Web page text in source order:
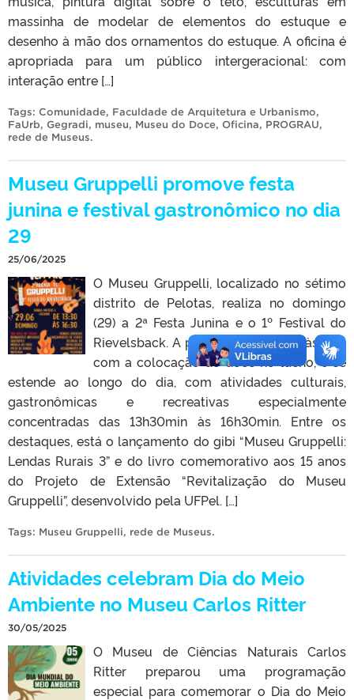
massinha de modelar de elementos do estuque e
desenho à mão dos ornamentos do estuque. A oficina é
apropriada para um público intergeracional: com
interação entre […]
Tags: Comunidade, Faculdade de Arquitetura e Urbanismo,
FaUrb, Gegradi, museu, Museu do Doce, Oficina, PROGRAU,
rede de Museus.
Museu Gruppelli promove festa
junina e festival gastronômico no dia
29
25/06/2025
O Museu Gruppelli, localizado no sétimo
distrito de Pelotas, realiza no domingo
(29) a 2ª Festa Junina e o 1º Festival do
Rievelsback. A programação inicia às 10h,
com a colocação do doce no tacho, e se
estende ao longo do dia, com atividades culturais,
gastronômicas e recreativas especialmente
concentradas das 13h30min às 16h30min. Entre os
destaques, está o lançamento do gibi “Museu Gruppelli:
Lendas Rurais 3” e do livro comemorativo aos 15 anos
do Projeto de Extensão “Revitalização do Museu
Gruppelli”, desenvolvido pela UFPel. […]
Tags: Museu Gruppelli, rede de Museus.
Atividades celebram Dia do Meio
Ambiente no Museu Carlos Ritter
30/05/2025
O Museu de Ciências Naturais Carlos
Ritter preparou uma programação
especial para comemorar o Dia do Meio